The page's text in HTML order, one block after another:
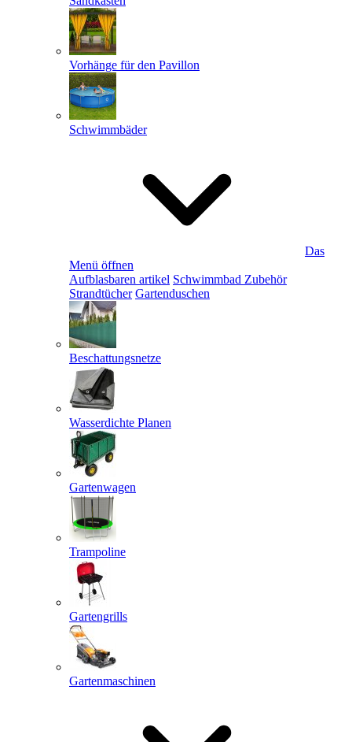
Vorhänge für den Pavillon
Schwimmbäder
Das
Menü öffnen
Aufblasbaren artikel Schwimmbad Zubehör
Strandtücher Gartenduschen
Beschattungsnetze
Wasserdichte Planen
Gartenwagen
Trampoline
Gartengrills
Gartenmaschinen